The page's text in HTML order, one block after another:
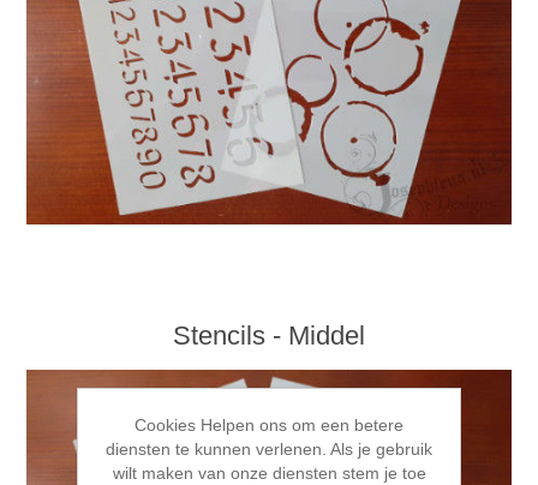
Stencils - Middel
Cookies Helpen ons om een betere
diensten te kunnen verlenen. Als je gebruik
wilt maken van onze diensten stem je toe